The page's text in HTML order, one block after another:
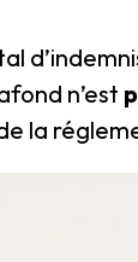
n’est
la